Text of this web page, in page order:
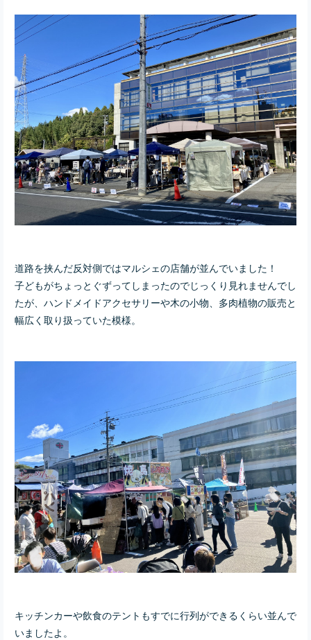
道路を挟んだ反対側ではマルシェの店舗が並んでいました！
子どもがちょっとぐずってしまったのでじっくり見れませんでし
たが、ハンドメイドアクセサリーや木の小物、多肉植物の販売と
幅広く取り扱っていた模様。
キッチンカーや飲食のテントもすでに行列ができるくらい並んで
いましたよ。